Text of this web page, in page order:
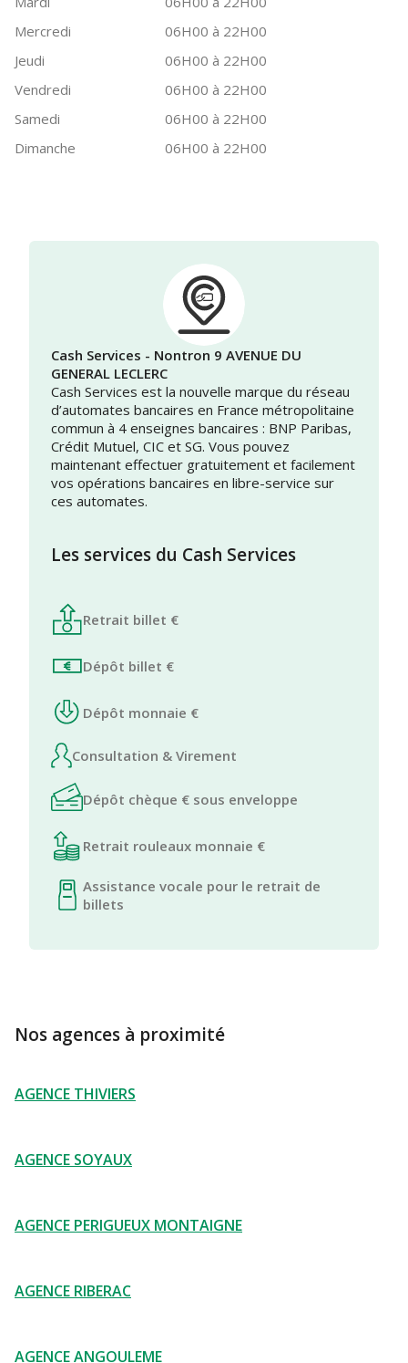
Mercredi
06H00 à 22H00
Jeudi
06H00 à 22H00
Vendredi
06H00 à 22H00
Samedi
06H00 à 22H00
Dimanche
06H00 à 22H00
Cash Services - Nontron 9 AVENUE DU
GENERAL LECLERC
Cash Services est la nouvelle marque du réseau
d’automates bancaires en France métropolitaine
commun à 4 enseignes bancaires : BNP Paribas,
Crédit Mutuel, CIC et SG. Vous pouvez
maintenant effectuer gratuitement et facilement
vos opérations bancaires en libre-service sur
ces automates.
Les services du Cash Services
Retrait billet €
Dépôt billet €
Dépôt monnaie €
Consultation & Virement
Dépôt chèque € sous enveloppe
Retrait rouleaux monnaie €
Assistance vocale pour le retrait de
billets
Nos agences à proximité
AGENCE THIVIERS
AGENCE SOYAUX
AGENCE PERIGUEUX MONTAIGNE
AGENCE RIBERAC
AGENCE ANGOULEME